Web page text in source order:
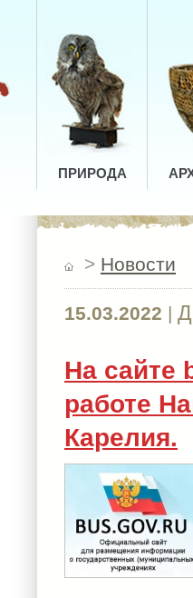
ПРИРОДА
> Новости
15.03.2022 |
На сайте
работе
Карелия.